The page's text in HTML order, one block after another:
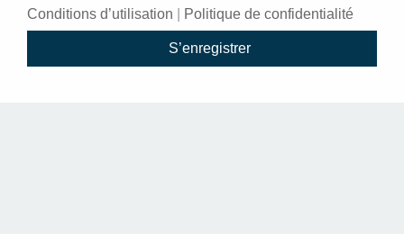
Conditions d’utilisation Politique de confidentialité
S’enregistrer